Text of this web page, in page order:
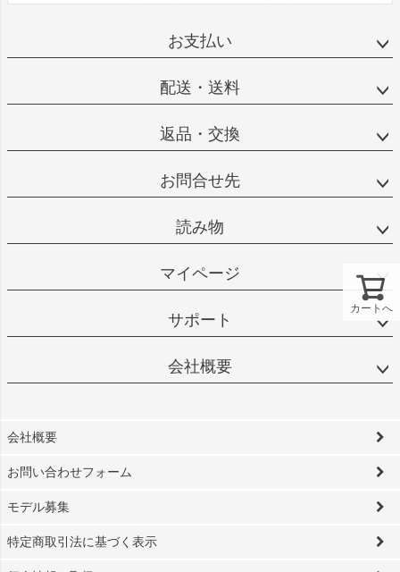
カートへ
お支払い
配送・送料
返品・交換
お問合せ先
読み物
マイページ
サポート
会社概要
会社概要
お問い合わせフォーム
モデル募集
特定商取引法に基づく表示